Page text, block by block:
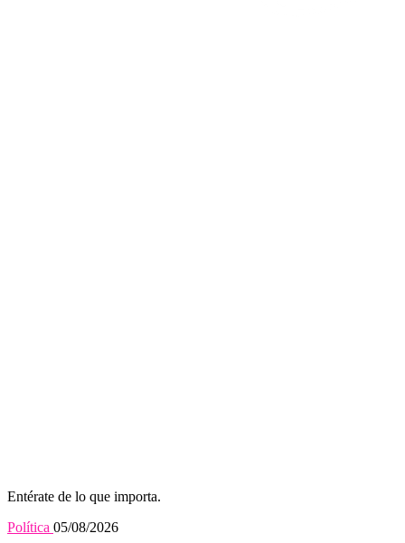
Entérate de lo que importa.
Política 05/08/2026